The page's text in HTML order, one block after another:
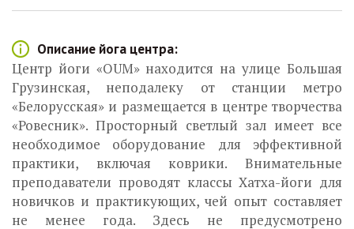
Описание йога центра:
Центр йоги «OUM» находится на улице Большая
Грузинская, неподалеку от станции метро
«Белорусская» и размещается в центре творчества
«Ровесник». Просторный светлый зал имеет все
необходимое оборудование для эффективной
практики, включая коврики. Внимательные
преподаватели проводят классы Хатха-йоги для
новичков и практикующих, чей опыт составляет
не менее года. Здесь не предусмотрено